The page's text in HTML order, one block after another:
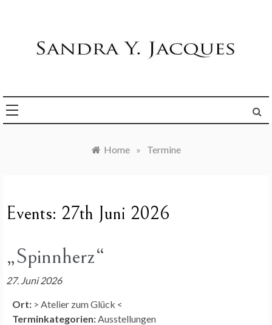
Home » Termine
Events: 27th Juni 2026
„Spinnherz“
27. Juni 2026
Ort: > Atelier zum Glück <
Terminkategorien: Ausstellungen